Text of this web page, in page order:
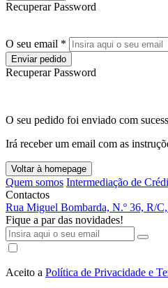
Recuperar Password
O seu email *
Enviar pedido
Recuperar Password
O seu pedido foi enviado com
Irá receber um email com as
Voltar à homepage
Quem somos Intermediação de
Contactos
Rua Miguel Bombarda, N.º 36, R/
Fique a par das novidades!
Aceito a Política de Privacidade e